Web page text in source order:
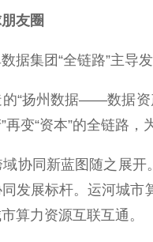
友圈
集团“全链路”主导发
扬州数据——数据资
再变“资本”的全链路
同新蓝图随之展开
发展标杆。运河城
算力资源互联互通。